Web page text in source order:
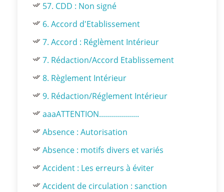
57. CDD : Non signé
6. Accord d'Etablissement
7. Accord : Réglèment Intérieur
7. Rédaction/Accord Etablissement
8. Règlement Intérieur
9. Rédaction/Réglement Intérieur
aaaATTENTION....................
Absence : Autorisation
Absence : motifs divers et variés
Accident : Les erreurs à éviter
Accident de circulation : sanction